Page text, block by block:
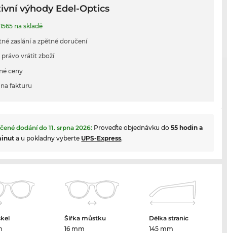
výhody Edel-Optics
1565 na skladě
zaslání a zpětné doručení
právo vrátit zboží
ceny
fakturu
dodání do11. srpna 2026: Proveďte objednávku do55 hodin a
a u pokladny vyberte UPS-Express.
Šířka můstku
16 mm
Délka stranic
145 mm